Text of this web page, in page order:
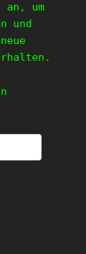
an, um
und